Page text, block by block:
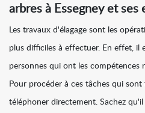
arbres à Essegney et ses
Les travaux d'élagage sont les
plus difficiles à effectuer. En effet, il
personnes qui ont les compétences
Pour procéder à ces tâches qui
téléphoner directement. Sachez qu'il